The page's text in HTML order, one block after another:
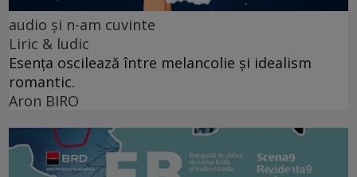
audio şi n-am cuvinte
Liric & ludic
Esența oscilează între melancolie și idealism
romantic.
Aron BIRO